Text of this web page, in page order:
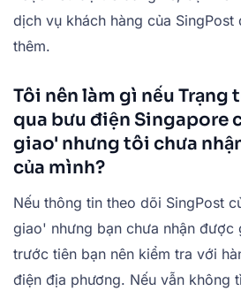
dịch vụ khách hàng của
thêm.
Tôi nên làm gì nếu Trạng
qua bưu điện Singapore
giao' nhưng tôi chưa
của mình?
Nếu thông tin theo dõi SingPost
giao' nhưng bạn chưa nhận được
trước tiên bạn nên kiểm tra với
điện địa phương. Nếu vẫn không